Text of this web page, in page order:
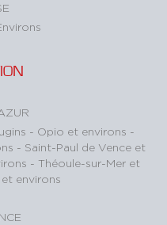
- Opio et environs -
- Saint-Paul de Vence et
- Théoule-sur-Mer et
et environs